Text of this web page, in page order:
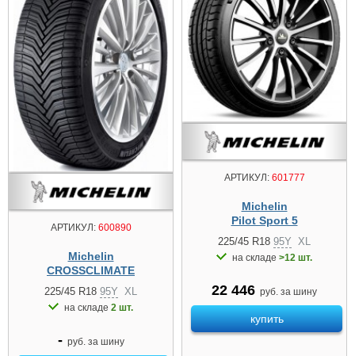
АРТИКУЛ:600890
Michelin
CROSSCLIMATE
225/45 R18 95Y XL
на складе 2 шт.
- руб. за шину
АРТИКУЛ:601777
Michelin
Pilot Sport 5
225/45 R18 95Y XL
на складе >12 шт.
22 446 руб. за шину
купить